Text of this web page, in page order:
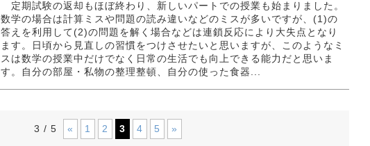
定期試験の返却もほぼ終わり、新しいパートでの授業も始まりました。
数学の場合は計算ミスや問題の読み違いなどのミスが多いですが、(1)の
答えを利用して(2)の問題を解く場合などは連鎖反応により大失点となり
ます。日頃から見直しの習慣をつけさせたいと思いますが、このようなミ
スは数学の授業中だけでなく日常の生活でも向上できる能力だと思いま
す。自分の部屋・私物の整理整頓、自分の使った食器...
3 / 5 « 1 2 3 4 5 »